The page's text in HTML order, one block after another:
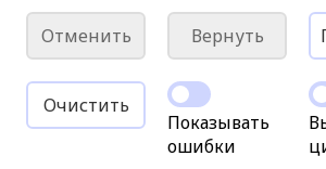
Отменить Вернуть
Очистить
Показывать
ошибки